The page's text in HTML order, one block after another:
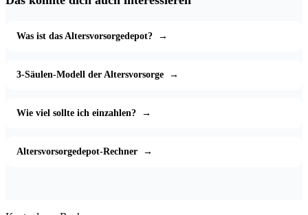
Was ist das Altersvorsorgedepot? →
3-Säulen-Modell der Altersvorsorge →
Wie viel sollte ich einzahlen? →
Altersvorsorgedepot-Rechner →